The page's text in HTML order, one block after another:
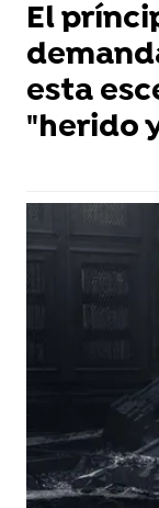
El
esta
"herido